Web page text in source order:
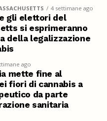
4 settimane ago
gli elettori del
si esprimeranno
della legalizzazione
ago
mette fine al
fiori di cannabis a
da parte
sanitaria